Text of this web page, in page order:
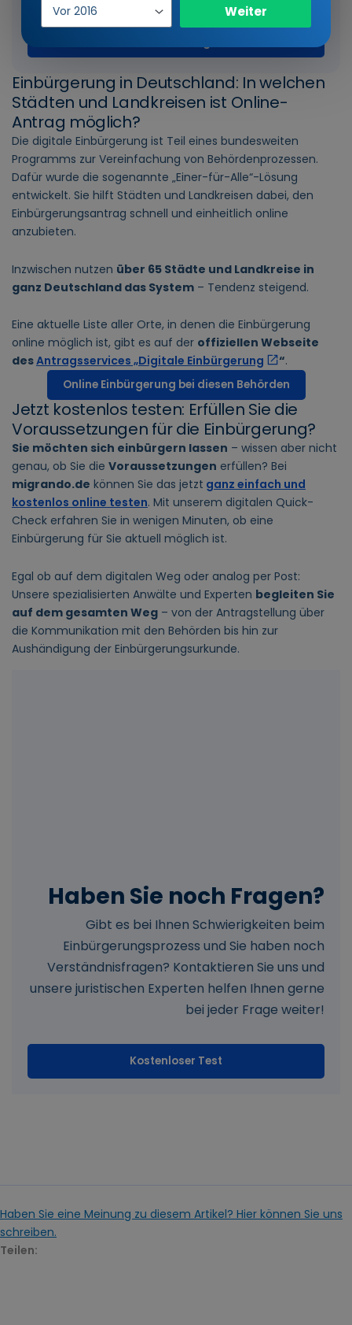
Einbürgerung in Deutschland: In welchen
Städten und Landkreisen ist Online-
Antrag möglich?
Die digitale Einbürgerung ist Teil eines bundesweiten
Programms zur Vereinfachung von Behördenprozessen.
Dafür wurde die sogenannte „Einer-für-Alle“-Lösung
entwickelt. Sie hilft Städten und Landkreisen dabei, den
Einbürgerungsantrag schnell und einheitlich online
anzubieten.
Inzwischen nutzen über 65 Städte und Landkreise in
ganz Deutschland das System – Tendenz steigend.
Eine aktuelle Liste aller Orte, in denen die Einbürgerung
online möglich ist, gibt es auf der offiziellen Webseite
desAntragsservices „Digitale Einbürgerung “.
Online Einbürgerung bei diesen Behörden
Jetzt kostenlos testen: Erfüllen Sie die
Voraussetzungen für die Einbürgerung?
Sie möchten sich einbürgern lassen – wissen aber nicht
genau, ob Sie die Voraussetzungen erfüllen? Bei
migrando.de können Sie das jetzt ganz einfach und
kostenlos online testen. Mit unserem digitalen Quick-
Check erfahren Sie in wenigen Minuten, ob eine
Einbürgerung für Sie aktuell möglich ist.
Egal ob auf dem digitalen Weg oder analog per Post:
Unsere spezialisierten Anwälte und Experten begleiten Sie
auf dem gesamten Weg – von der Antragstellung über
die Kommunikation mit den Behörden bis hin zur
Aushändigung der Einbürgerungsurkunde.
Haben Sie noch Fragen?
Gibt es bei Ihnen Schwierigkeiten beim
Einbürgerungsprozess und Sie haben noch
Verständnisfragen? Kontaktieren Sie uns und
unsere juristischen Experten helfen Ihnen gerne
bei jeder Frage weiter!
Kostenloser Test
Haben Sie eine Meinung zu diesem Artikel? Hier können Sie uns
schreiben.
Teilen:
Einreisejahr Weiter